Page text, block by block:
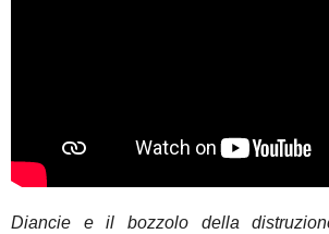
Diancie e il bozzolo della